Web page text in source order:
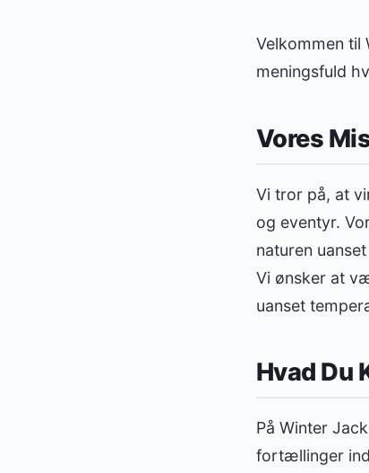
Velkommen til
meningsfuld
Vores
Vi tror på, at
og eventyr.
naturen
Vi ønsker at
uanset
Hvad Du
På Winter
fortællinger